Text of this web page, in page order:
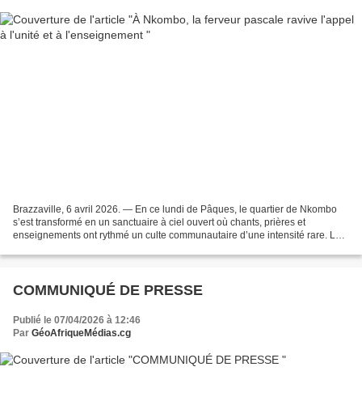
Brazzaville, 6 avril 2026. — En ce lundi de Pâques, le quartier de Nkombo
s’est transformé en un sanctuaire à ciel ouvert où chants, prières et
enseignements ont rythmé un culte communautaire d’une intensité rare. La
COMMUNIQUÉ DE PRESSE
Publié le 07/04/2026 à 12:46
Par GéoAfriqueMédias.cg